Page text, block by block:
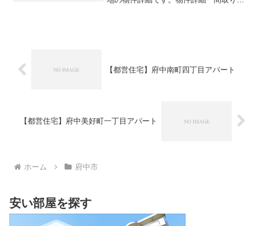
【都営住宅】府中南町四丁目アパート
【都営住宅】府中美好町一丁目アパート
ホーム 府中市
安い部屋を探す